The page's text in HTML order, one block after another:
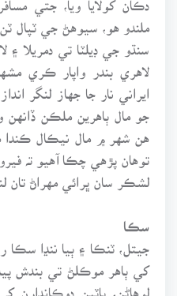
ملندو هو، سيوهڻ جي ٽپال
سنڌو جي ڊيلٽا تي دمريلا ۽
لاهري بندر واپار ڪري
ايراني نار جا جهاز لنگر
جو مال ٻاهرين ملڪن ڏانهن
هن شهر ۾ مال نيڪال ڪندا
توهان پڙهي چڪا آهيو تہ
لشڪر سان ڀرائي مهراڻ تان
سڪا
جيتل، ٽنڪا ۽ ٻيا ننڍا
کي ٻاهر موڪلڻ تي بندش
لوهاڻن، ڀاٽين دوڪاندارن